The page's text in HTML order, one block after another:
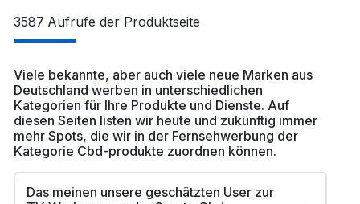
3587 Aufrufe der Produktseite
Viele bekannte, aber auch viele neue Marken aus
Deutschland werben in unterschiedlichen
Kategorien für Ihre Produkte und Dienste. Auf
diesen Seiten listen wir heute und zukünftig immer
mehr Spots, die wir in der Fernsehwerbung der
Kategorie Cbd-produkte zuordnen können.
Das meinen unsere geschätzten User zur